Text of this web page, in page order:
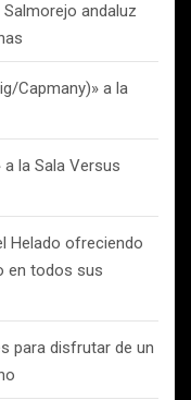
andaluz
Capmany)» a la
a la Sala Versus
Helado ofreciendo
en todos sus
para disfrutar de un